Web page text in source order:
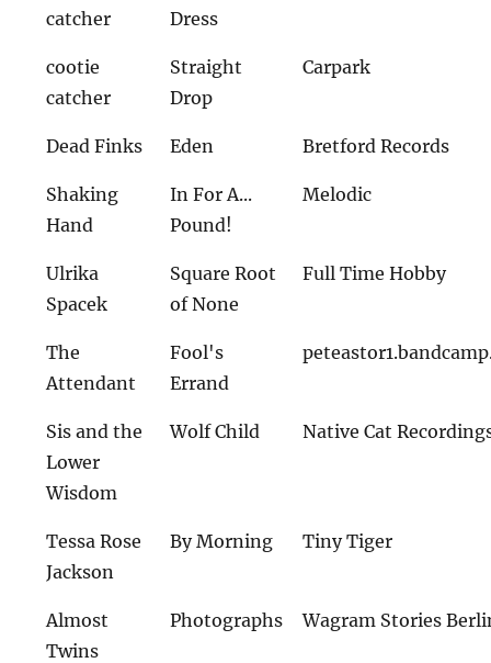
catcher
Dress
cootie
catcher
Straight
Drop
Carpark
Dead Finks Eden Bretford Records
Shaking
Hand
In For A...
Pound!
Melodic
Ulrika
Spacek
Square Root
of None
Full Time Hobby
The
Attendant
Fool's
Errand
Sis and the
Lower
Wisdom
Wolf Child Native Cat
Tessa Rose
Jackson
By Morning Tiny Tiger
Almost
Twins
Photographs Wagram Stories